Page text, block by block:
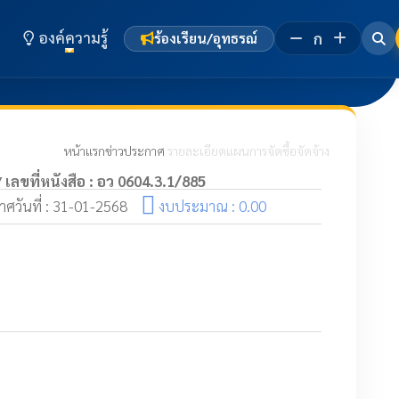
องค์ความรู้ ร้องเรียน/อุทธรณ์ ก
หน้าแรกข่าวประกาศ รายละเอียดแผนการจัดซื้อจัดจ้าง
เลขที่หนังสือ : อว 0604.3.1/885
ศวันที่ : 31-01-2568 งบประมาณ : 0.00